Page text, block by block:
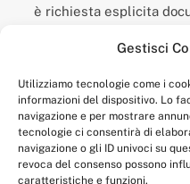
Gestisci
Utilizziamo tecnologie come i
informazioni del dispositivo. Lo
navigazione e per mostrare
tecnologie ci consentirà di
navigazione o gli ID univoci su
revoca del consenso possono
caratteristiche e funzioni.
è richiesta esplicita
“Anagnia” è un marchio
num. registrazione:
Per contatti: